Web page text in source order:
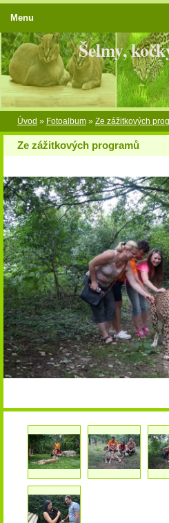
Šelmy,
Úvod » Fotoalbum » Ze zážitkových
Ze zážitkových programů
Menu